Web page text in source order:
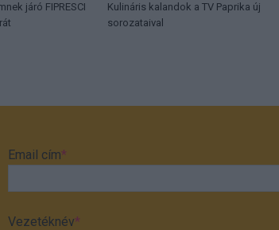
járó FIPRESCI
Kulináris kalandok a TV Paprika új
sorozataival
Email cím*
Vezetéknév*